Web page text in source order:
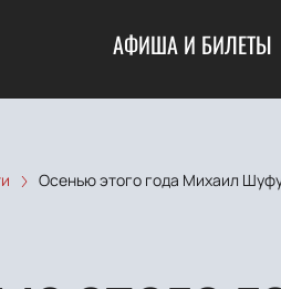
АФИША И БИЛЕТЫ
Осенью этого года Михаил